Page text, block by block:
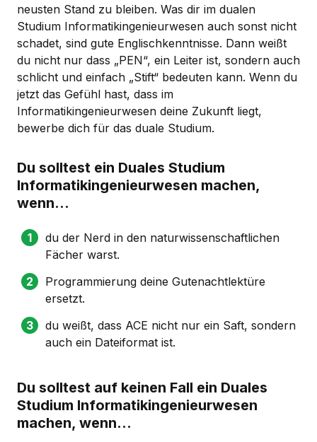
neusten Stand zu bleiben. Was dir im dualen
Studium Informatikingenieurwesen auch sonst nicht
schadet, sind gute Englischkenntnisse. Dann weißt
du nicht nur dass „PEN“, ein Leiter ist, sondern auch
schlicht und einfach „Stift“ bedeuten kann. Wenn du
jetzt das Gefühl hast, dass im
Informatikingenieurwesen deine Zukunft liegt,
bewerbe dich für das duale Studium.
Du solltest ein Duales Studium
Informatikingenieurwesen machen,
wenn...
du der Nerd in den naturwissenschaftlichen
Fächer warst.
Programmierung deine Gutenachtlektüre
ersetzt.
du weißt, dass ACE nicht nur ein Saft, sondern
auch ein Dateiformat ist.
Du solltest auf keinen Fall ein Duales
Studium Informatikingenieurwesen
machen, wenn...